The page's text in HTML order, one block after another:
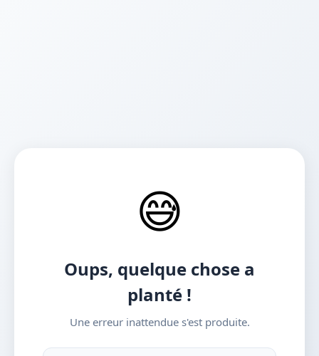
😅
Oups, quelque chose a
planté !
Une erreur inattendue s'est produite.